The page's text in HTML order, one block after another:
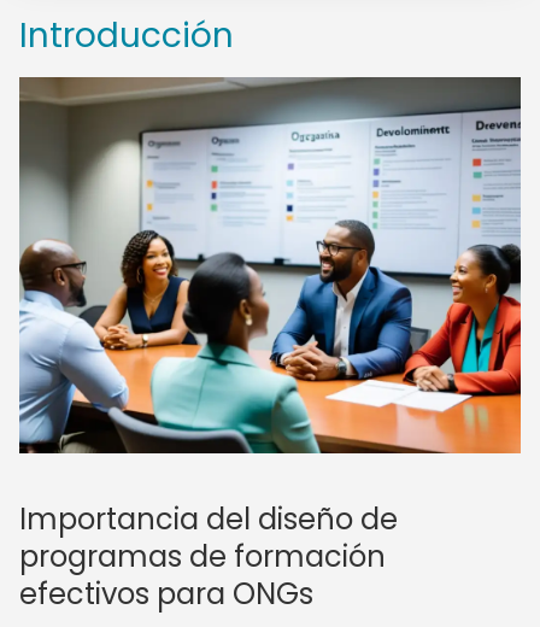
Introducción
Importancia del diseño de
programas de formación
efectivos para ONGs